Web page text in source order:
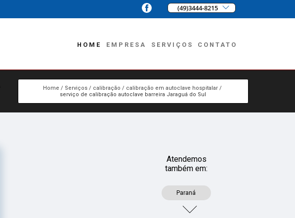
(49)3444-8215
HOME EMPRESA SERVIÇOS CONTATO
Home Serviços calibração
calibração em autoclave hospitalar
serviço de calibração autoclave barreira Jaraguá do Sul
Atendemos
também em:
Paraná